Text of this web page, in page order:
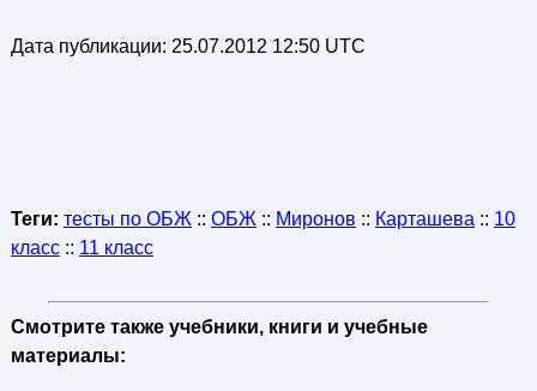
Дата публикации: 25.07.2012 12:50 UTC
Теги: тесты по ОБЖ :: ОБЖ :: Миронов :: Карташева :: 10
класс:: 11 класс
Смотрите также учебники, книги и учебные
материалы: